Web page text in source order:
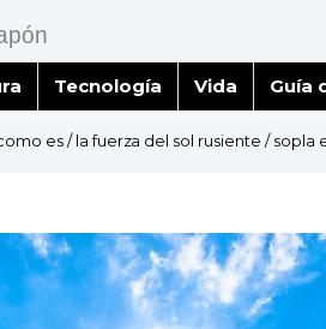
Tecnología Vida Guía
es / la fuerza del sol rusiente / sopla